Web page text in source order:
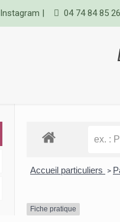
Instagram | 04 74 84 85 26
Accueil particuliers >
Fiche pratique